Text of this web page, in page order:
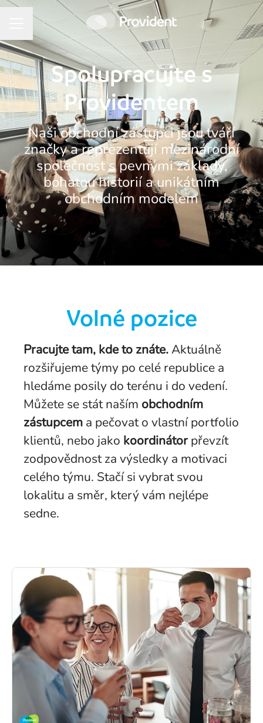
KARIÉRNÍ NABÍDKA
Spolupracujte s
Providentem
Naši obchodní zástupci jsou tváří
značky a reprezentují mezinárodní
společnost s pevnými základy,
bohatou historií a unikátním
obchodním modelem
Volné pozice
Pracujte tam, kde to znáte.Aktuálně
rozšiřujeme týmy po celé republice a
hledáme posily do terénu i do vedení.
Můžete se stát naším obchodním
zástupcem a pečovat o vlastní portfolio
klientů, nebo jako koordinátorpřevzít
zodpovědnost za výsledky a motivaci
celého týmu. Stačí si vybrat svou
lokalitu a směr, který vám nejlépe
sedne.